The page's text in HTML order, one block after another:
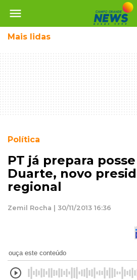
menu
Mais lidas
Política
PT já prepara
Duarte, novo
regional
Zemil Rocha | 30/11/2013 16:36
ouça este conteúdo